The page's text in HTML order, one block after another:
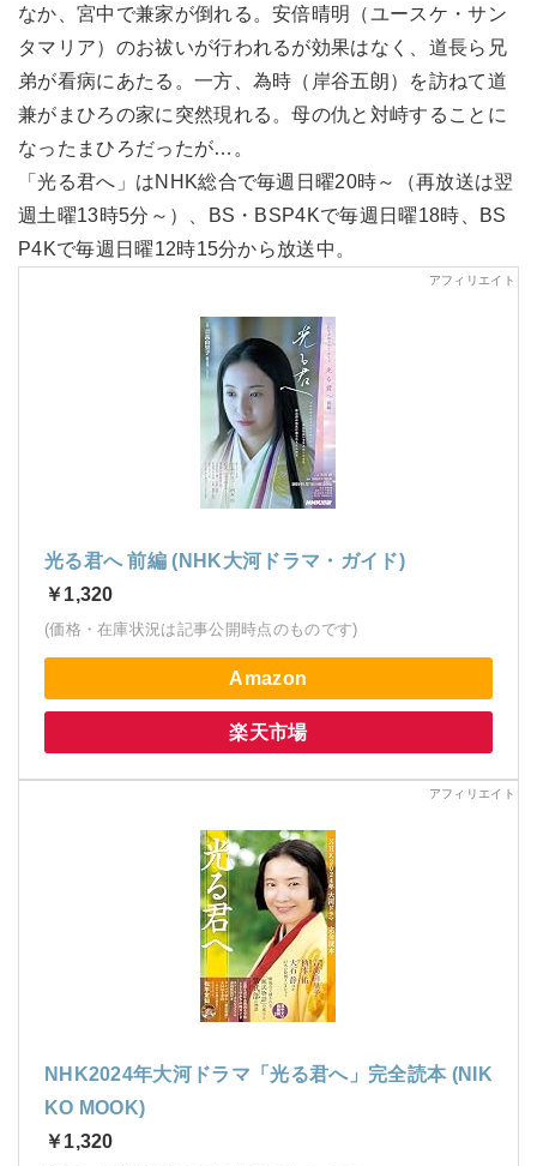
なか、宮中で兼家が倒れる。安倍晴明（ユースケ・サン
タマリア）のお祓いが行われるが効果はなく、道長ら兄
弟が看病にあたる。一方、為時（岸谷五朗）を訪ねて道
兼がまひろの家に突然現れる。母の仇と対峙することに
なったまひろだったが…。
「光る君へ」はNHK総合で毎週日曜20時～（再放送は翌
週土曜13時5分～）、BS・BSP4Kで毎週日曜18時、BS
P4Kで毎週日曜12時15分から放送中。
光る君へ 前編 (NHK大河ドラマ・ガイド)
￥1,320
(価格・在庫状況は記事公開時点のものです)
Amazon
楽天市場
NHK2024年大河ドラマ「光る君へ」完全読本 (NIK
KO MOOK)
￥1,320